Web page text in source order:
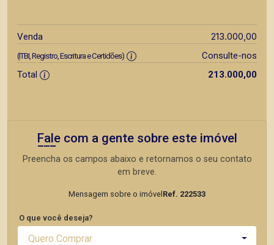
Venda 213.000,00
(ITBI, Registro, Escritura e Certidões)
Consulte-nos
Total
213.000,00
Fale com a gente sobre este imóvel
Preencha os campos abaixo e retornamos o seu contato
em breve.
Mensagem sobre o imóvelRef. 222533
O que você deseja?
Quero Comprar